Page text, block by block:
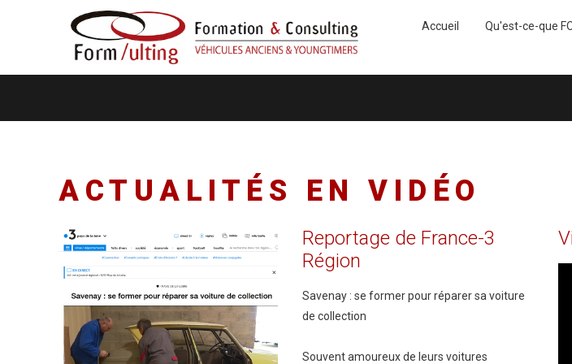
Accueil Qu'est-ce-que
ACTUALITÉS EN VIDÉO
Reportage de France-3
Région
Savenay : se former pour réparer sa voiture
de collection
Souvent amoureux de leurs voitures